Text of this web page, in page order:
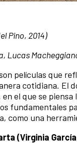
Pino, 2014)
Lucas
películas que
cotidiana. El
el que se
fundamentales
como una
(Virginia